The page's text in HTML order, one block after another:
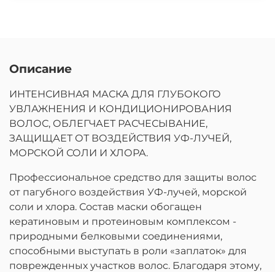
Описание
ИНТЕНСИВНАЯ МАСКА ДЛЯ ГЛУБОКОГО
УВЛАЖНЕНИЯ И КОНДИЦИОНИРОВАНИЯ
ВОЛОС, ОБЛЕГЧАЕТ РАСЧЕСЫВАНИЕ,
ЗАЩИЩАЕТ ОТ ВОЗДЕЙСТВИЯ УФ-ЛУЧЕЙ,
МОРСКОЙ СОЛИ И ХЛОРА.
Профессиональное средство для защиты волос
от пагубного воздействия УФ-лучей, морской
соли и хлора. Состав маски обогащен
кератиновым и протеиновым комплексом -
природными белковыми соединениями,
способными выступать в роли «заплаток» для
поврежденных участков волос. Благодаря этому,